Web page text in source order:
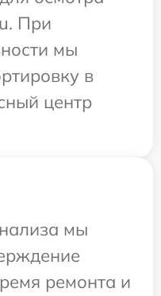
При
мы
в
центр
мы
ремонта и